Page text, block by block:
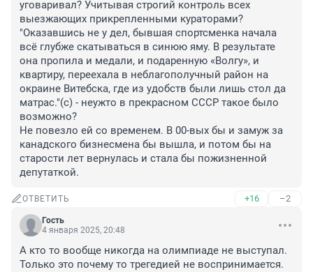
уговаривал? Учитывая строгий контроль всех
выезжающих прикрепленными кураторами?
"Оказавшись не у дел, бывшая спортсменка начала
всё глубже скатываться в синюю яму. В результате
она пропила и медали, и подаренную «Волгу», и
квартиру, переехала в неблагополучный район на
окраине Витебска, где из удобств были лишь стол да
матрас."(с) - неужто в прекрасном СССР такое было
возможно?
Не повезло ей со временем. В 00-вых бы и замуж за
канадского бизнесмена бы вышла, и потом бы на
старости лет вернулась и стала бы пожизненной
депутаткой.
ОТВЕТИТЬ +16 –2
Гость
4 января 2025, 20:48
А кто то вообще никогда на олимпиаде не выступал.
Только это почему то трегедией не воспринимается.